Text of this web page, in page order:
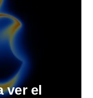
ver el